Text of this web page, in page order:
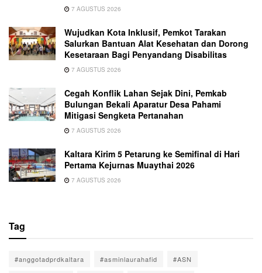
7 AGUSTUS 2026
Wujudkan Kota Inklusif, Pemkot Tarakan
Salurkan Bantuan Alat Kesehatan dan Dorong
Kesetaraan Bagi Penyandang Disabilitas
7 AGUSTUS 2026
Cegah Konflik Lahan Sejak Dini, Pemkab
Bulungan Bekali Aparatur Desa Pahami
Mitigasi Sengketa Pertanahan
7 AGUSTUS 2026
Kaltara Kirim 5 Petarung ke Semifinal di Hari
Pertama Kejurnas Muaythai 2026
7 AGUSTUS 2026
Tag
#anggotadprdkaltara #asminlaurahafid #ASN